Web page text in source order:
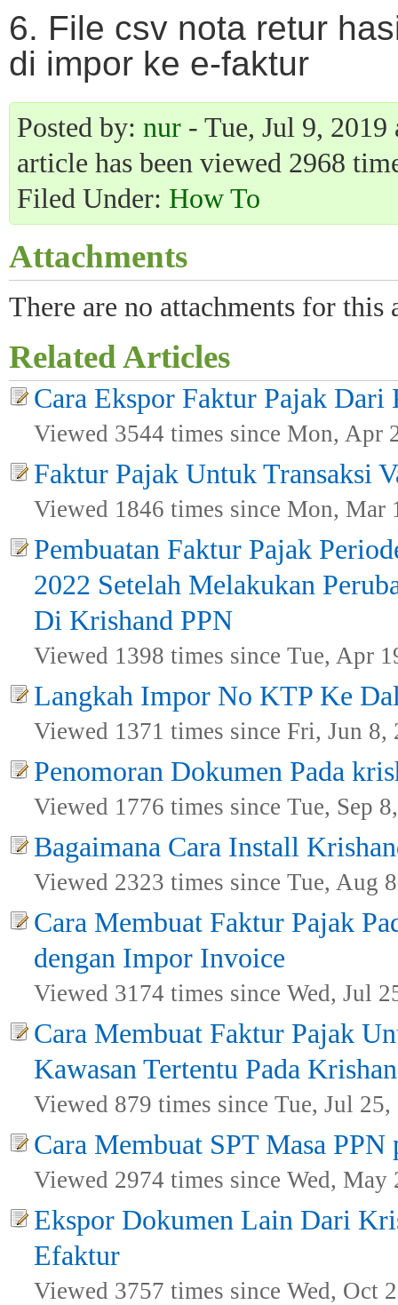
6. File csv nota retur
di impor ke e-faktur
Posted by: nur - Tue, Jul 9,
article has been viewed 2968
Filed Under: How To
Attachments
There are no attachments for this
Related Articles
Cara Ekspor Faktur Pajak
Viewed 3544 times since Mon, Apr
Faktur Pajak Untuk Transaksi
Viewed 1846 times since Mon, Mar
Pembuatan Faktur Pajak
2022 Setelah Melakukan
Di Krishand PPN
Viewed 1398 times since Tue, Apr
Langkah Impor No KTP Ke
Viewed 1371 times since Fri, Jun 8,
Penomoran Dokumen Pada
Viewed 1776 times since Tue, Sep
Bagaimana Cara Install
Viewed 2323 times since Tue, Aug
Cara Membuat Faktur Pajak
dengan Impor Invoice
Viewed 3174 times since Wed, Jul
Cara Membuat Faktur Pajak
Kawasan Tertentu Pada
Viewed 879 times since Tue, Jul 25,
Cara Membuat SPT Masa PPN
Viewed 2974 times since Wed, May
Ekspor Dokumen Lain Dari
Efaktur
Viewed 3757 times since Wed, Oct